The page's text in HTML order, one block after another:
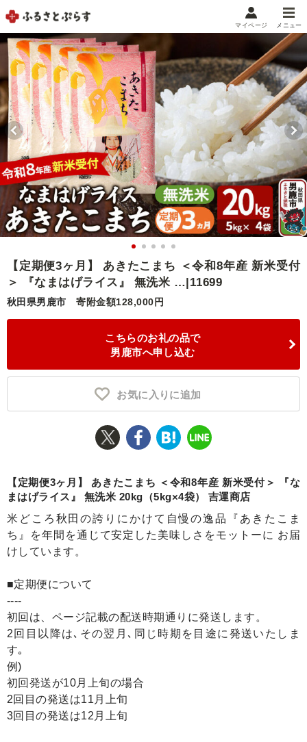
メニュー
マイメニュー
マイページ
お気に入り 閲覧履歴
メニュー
お礼の品から探す
お礼の品をカテゴリや金額で絞り込み
自治体から探す
ランキング
特集・おすすめ
マイページ
【定期便3ヶ月】 あきたこまち ＜令和8年産 新米受付
＞ 『なまはげライス』 無洗米 …|11699
秋田県男鹿市 寄附金額128,000円
こちらのお礼の品で
男鹿市へ申し込む
お気に入りに追加
【定期便3ヶ月】 あきたこまち ＜令和8年産 新米受付＞ 『な
まはげライス』 無洗米 20kg（5kg×4袋） 吉運商店
米どころ秋田の誇りにかけて自慢の逸品『あきたこま
ち』を年間を通じて安定した美味しさをモットーに お届
けしています。
■定期便について
----
初回は、ページ記載の配送時期通りに発送します。
2回目以降は､その翌月､同じ時期を目途に発送いたしま
す｡
例)
初回発送が10月上旬の場合
2回目の発送は11月上旬
3回目の発送は12月上旬